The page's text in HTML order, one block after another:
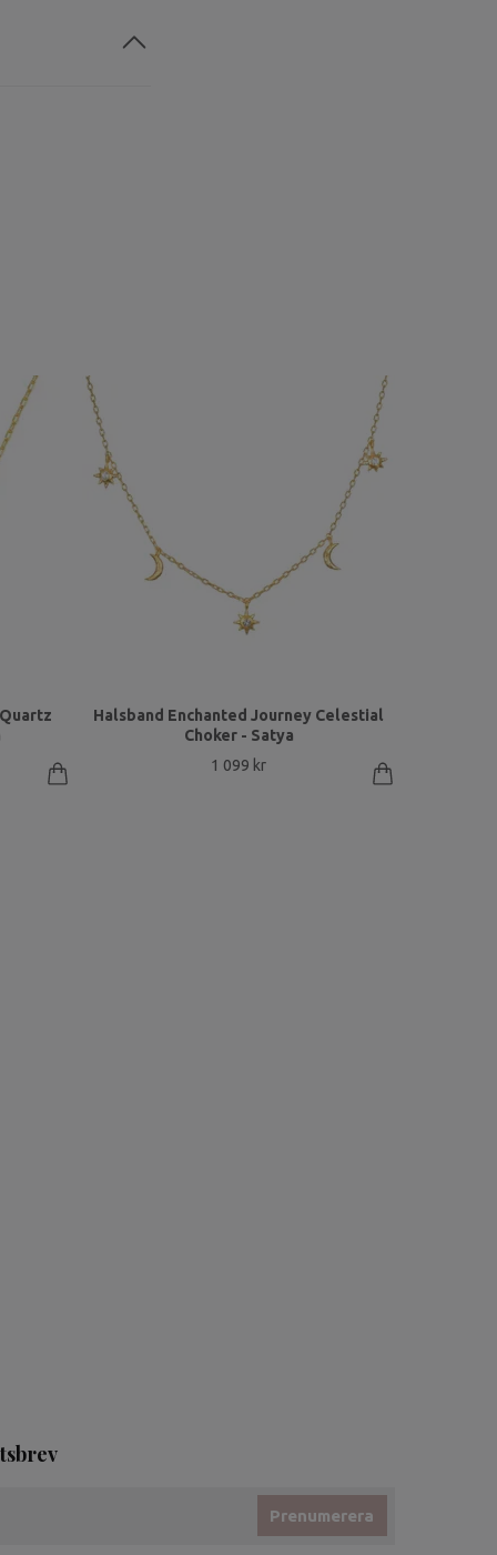
Halsband Enchanted Journey Celestial
Choker - Satya
1 099 kr
Prenumerera